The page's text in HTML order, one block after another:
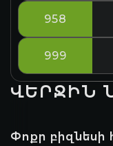
958
999
ՎԵՐՋԻՆ
Փոքր բիզնեսի